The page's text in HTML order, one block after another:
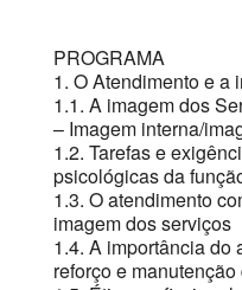
PROGRAMA
1. O Atendimento e a
1.1. A imagem dos
– Imagem interna/
1.2. Tarefas e
psicológicas da
1.3. O atendimento
imagem dos serviços
1.4. A importância do
reforço e